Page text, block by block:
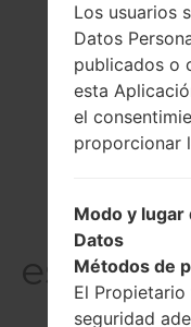
g
Los usuarios
Datos
publicados o
esta
el
proporcionar
Modo y
Datos
Métodos de
El
seguridad